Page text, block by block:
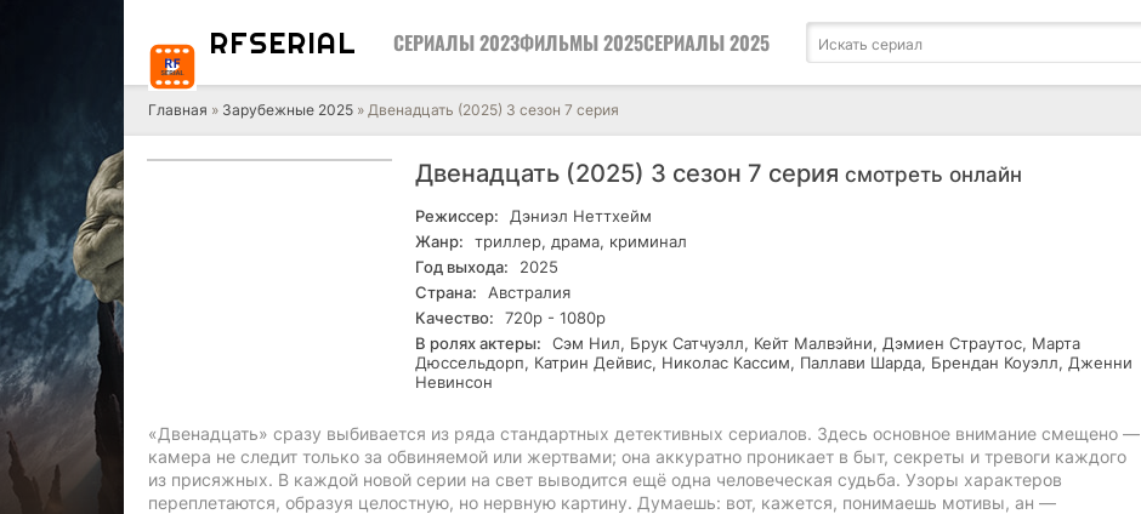
RFSERIAL СЕРИАЛЫ 2023ФИЛЬМЫ 2025СЕРИАЛЫ 2025
Главная » Зарубежные 2025 » Двенадцать (2025) 3 сезон 7 серия
Двенадцать (2025) 3 сезон 7 серия смотреть онлайн
Режиссер:
Дэниэл Неттхейм
Жанр:
триллер, драма, криминал
Год выхода:
2025
Страна:
Австралия
Качество:
720р - 1080р
В ролях актеры:
Сэм Нил, Брук Сатчуэлл, Кейт Малвэйни, Дэмиен Страутос, Марта
Дюссельдорп, Катрин Дейвис, Николас Кассим, Паллави Шарда, Брендан Коуэлл, Дженни
Невинсон
«Двенадцать» сразу выбивается из ряда стандартных детективных сериалов. Здесь основное внимание смещено —
камера не следит только за обвиняемой или жертвами; она аккуратно проникает в быт, секреты и тревоги каждого
из присяжных. В каждой новой серии на свет выводится ещё одна человеческая судьба. Узоры характеров
переплетаются, образуя целостную, но нервную картину. Думаешь: вот, кажется, понимаешь мотивы, ан —